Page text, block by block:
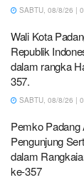
SABTU, 08/8/26 |
Wali Kota
Republik
dalam rangka
357.
SABTU, 08/8/26 |
Pemko
Pengunjung
dalam
ke-357